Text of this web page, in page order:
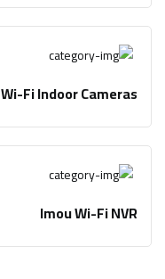
Wi-Fi Indoor Cameras
Imou Wi-Fi NVR